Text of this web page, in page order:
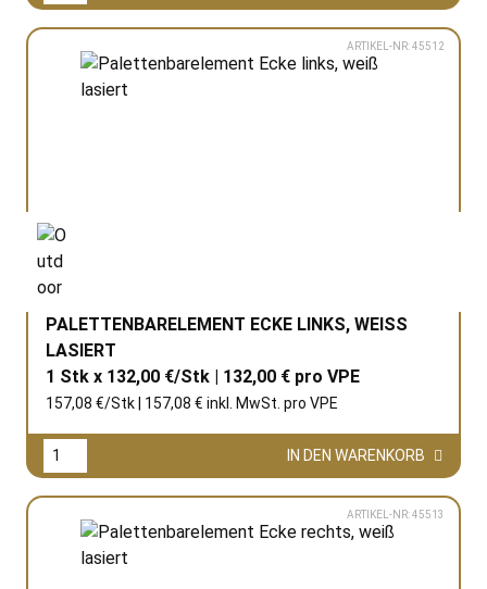
ARTIKEL-NR: 45512
PALETTENBARELEMENT ECKE LINKS, WEISS L
ASIERT
1 Stk x 132,00 €/Stk | 132,00 € pro VPE
157,08 €/Stk | 157,08 € inkl. MwSt. pro VPE
IN DEN WARENKORB
ARTIKEL-NR: 45513